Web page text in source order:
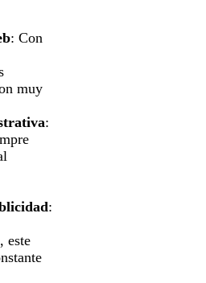
: Con
muy
:
:
este